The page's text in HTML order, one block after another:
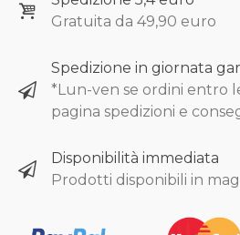
Gratuita da 49,90 euro
Spedizione in giornata
*Lun-ven se ordini entro
pagina spedizioni e
Disponibilità immediata
Prodotti disponibili in